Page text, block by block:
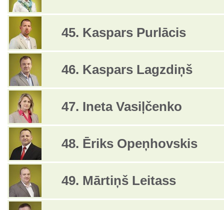
45. Kaspars Purlācis
46. Kaspars Lagzdiņš
47. Ineta Vasiļčenko
48. Ēriks Opeņhovskis
49. Mārtiņš Leitass